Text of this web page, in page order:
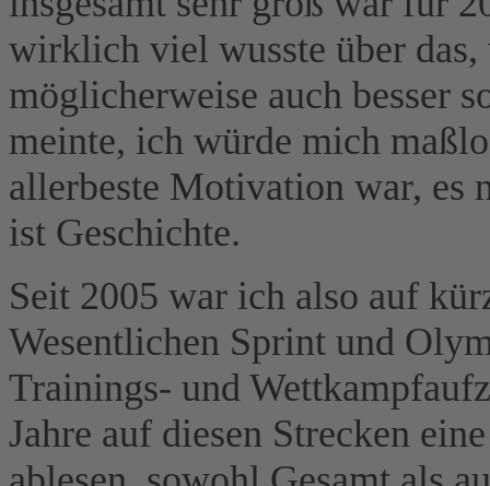
wirklich viel wusste über
möglicherweise auch besser
meinte, ich würde mich
allerbeste Motivation war, es
ist Geschichte.
Seit 2005 war ich also auf
Wesentlichen Sprint und
Trainings- und
Jahre auf diesen Strecken